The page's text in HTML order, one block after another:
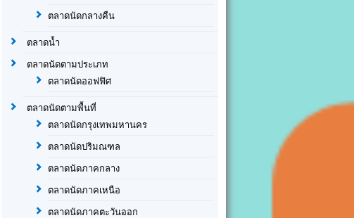
ตลาดนัดกลางคืน
ตลาดน้ำ
ตลาดนัดตามประเภท
ตลาดนัดออฟฟิศ
ตลาดนัดตามพื้นที่
ตลาดนัดกรุงเทพมหานคร
ตลาดนัดปริมณฑล
ตลาดนัดภาคกลาง
ตลาดนัดภาคเหนือ
ตลาดนัดภาคตะวันออก